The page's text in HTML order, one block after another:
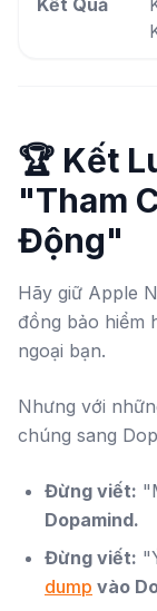
Kết Quả
🏆 Kết
"Tham
Động"
Hãy giữ Apple
đồng bảo hiểm
ngoại bạn.
Nhưng với
chúng sang
Đừng viết:
Dopamind.
Đừng viết:
dump vào